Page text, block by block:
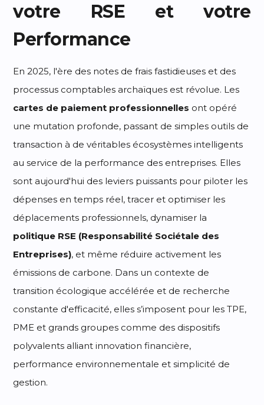
votre RSE et votre
Performance
En 2025, l'ère des notes de frais fastidieuses et des
processus comptables archaïques est révolue. Les
cartes de paiement professionnelles ont opéré
une mutation profonde, passant de simples outils de
transaction à de véritables écosystèmes intelligents
au service de la performance des entreprises. Elles
sont aujourd'hui des leviers puissants pour piloter les
dépenses en temps réel, tracer et optimiser les
déplacements professionnels, dynamiser la
politique RSE (Responsabilité Sociétale des
Entreprises), et même réduire activement les
émissions de carbone. Dans un contexte de
transition écologique accélérée et de recherche
constante d'efficacité, elles s’imposent pour les TPE,
PME et grands groupes comme des dispositifs
polyvalents alliant innovation financière,
performance environnementale et simplicité de
gestion.